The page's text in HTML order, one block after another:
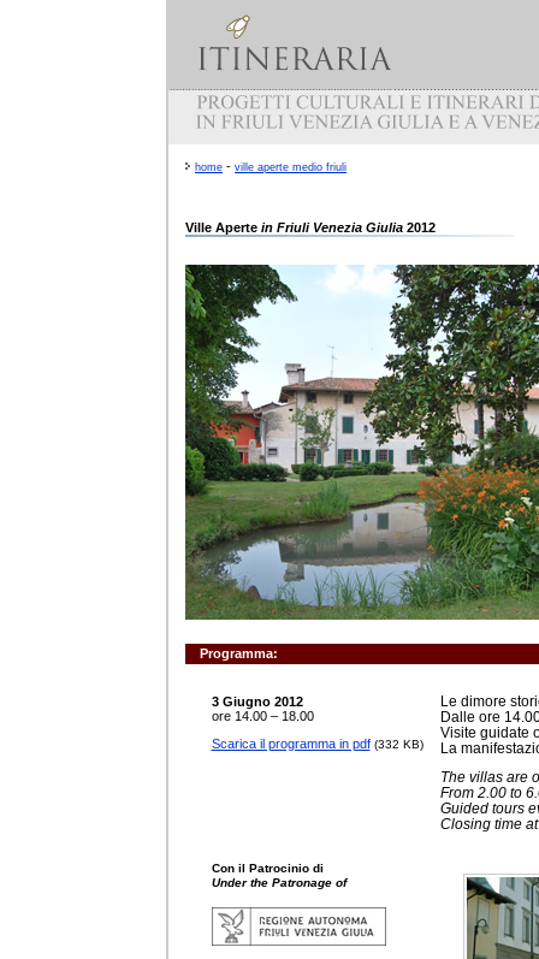
home - ville aperte medio friuli
Ville Aperte in Friuli Venezia Giulia 2012
Programma:
3 Giugno 2012
ore 14.00 – 18.00
Scarica il programma in pdf (332 KB)
Le dimore
Dalle ore
Visite guidate
La
The villas are
From 2.00 to
Guided tours
Closing time
Con il Patrocinio di
Under the Patronage of